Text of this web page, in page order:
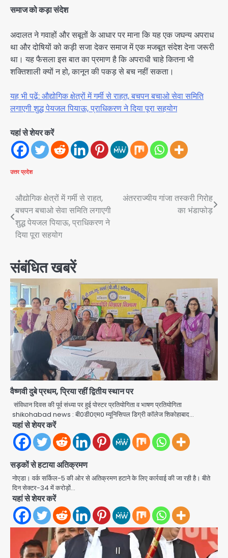
समाज को कड़ा संदेश
अदालत ने गवाहों और सबूतों के आधार पर माना कि यह एक जघन्य अपराध
था और दोषियों को कड़ी सजा देकर समाज में एक मजबूत संदेश देना जरूरी
था। यह फैसला इस बात का प्रमाण है कि अपराधी चाहे कितना भी
शक्तिशाली क्यों न हो, कानून की पकड़ से बच नहीं सकता।
यह भी पढ़ें: औद्योगिक क्षेत्रों में गर्मी से राहत, बचपन बचाओ सेवा समिति
लगाएगी शुद्ध पेयजल पियाऊ, प्राधिकरण ने दिया पूरा सहयोग
यहां से शेयर करें
उत्तर प्रदेश
Post
navigation
औद्योगिक क्षेत्रों में गर्मी से राहत,
बचपन बचाओ सेवा समिति लगाएगी
शुद्ध पेयजल पियाऊ, प्राधिकरण ने
दिया पूरा सहयोग
अंतरराज्यीय गांजा तस्करी गिरोह
का भंडाफोड़
संबंधित खबरें
वैष्णवी दुबे प्रथम, प्रिया रहीं द्वितीय स्थान पर
संविधान दिवस की पूर्व संध्या पर हुई पोस्टर प्रतियोगिता व भाषण प्रतियोगिता
shikohabad news : बी0डी0एम0 म्यूनिसिपल डिग्री काॅलेज शिकोहाबाद…
यहां से शेयर करें
सड़कों से हटाया अतिक्रमण
नोएडा। वर्क सर्किल-5 की ओर से अतिक्रमण हटाने के लिए कार्रवाई की जा रही है। बीते
दिन सेक्टर-34 में करोड़ों…
यहां से शेयर करें
2
प्राधिकरण ने संभाला मोर्चा, सेक्टर 105
आरडब्ल्यूए ने जताया आभार
Avinash Kumar
Türkiye-Pakistan: मक्का में सऊदी,